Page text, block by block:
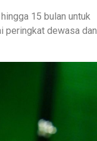
15 bulan untuk
peringkat dewasa dan